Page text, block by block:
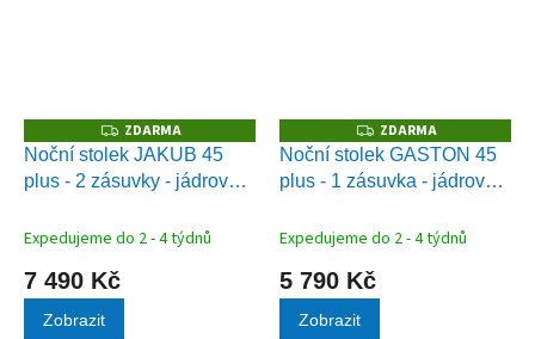
Z
D
A
R
ZDARMA
Noční stolek JAKUB 45
plus - 2 zásuvky - jádrový
Expedujeme do 2 - 4 týdnů
7 490 Kč
Zobrazit
Z
D
A
R
ZDARMA
Noční stolek GASTON 45
plus - 1 zásuvka - jádrový
Expedujeme do 2 - 4 týdnů
5 790 Kč
Zobrazit